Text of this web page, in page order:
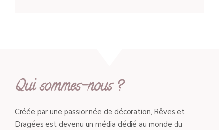
Qui sommes-nous ?
Créée par une passionnée de décoration, Rêves et
Dragées est devenu un média dédié au monde du